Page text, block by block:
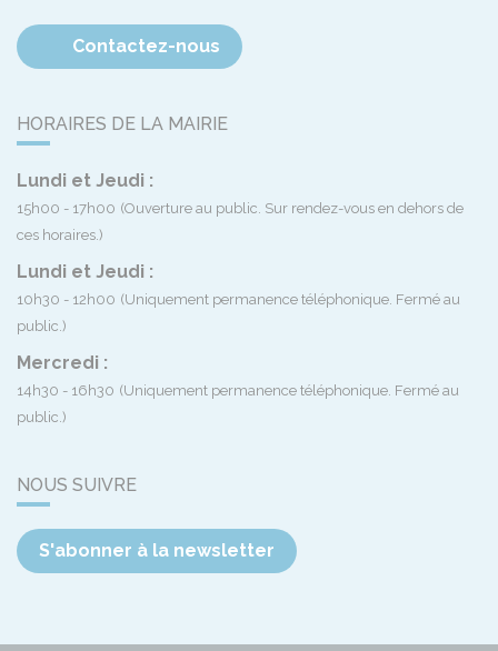
Contactez-nous
HORAIRES DE LA MAIRIE
Lundi et Jeudi :
15h00 - 17h00 (Ouverture au public. Sur rendez-vous en dehors de
ces horaires.)
Lundi et Jeudi :
10h30 - 12h00 (Uniquement permanence téléphonique. Fermé au
public.)
Mercredi :
14h30 - 16h30 (Uniquement permanence téléphonique. Fermé au
public.)
NOUS SUIVRE
S'abonner à la newsletter